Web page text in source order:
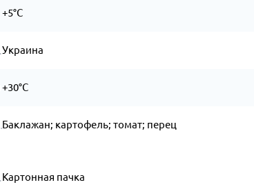
+5°C
Украина
+30°C
Баклажан; картофель; томат; перец
Картонная пачка